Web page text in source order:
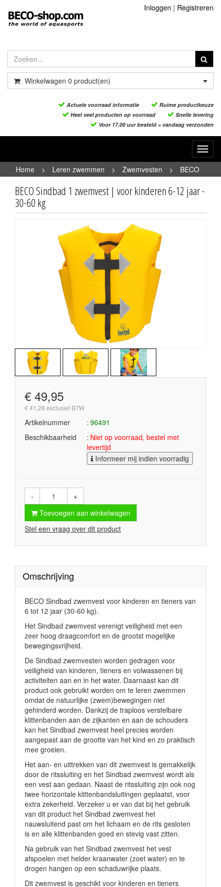
Inloggen | Registreren
Winkelwagen 0 product(en)
Actuele voorraad informatie
Ruime productkeuze
Heel veel producten op voorraad
Snelle levering
Voor 17.00 uur besteld = vandaag verzonden
Home
> Leren zwemmen > Zwemvesten >
BECO
Sindbad 1 zwemvest | voor kinderen 6-12 jaar - 30-60 kg
BECO Sindbad 1 zwemvest | voor kinderen 6-12 jaar -
30-60 kg
€ 49,95
€ 41,28 exclusief BTW
Artikelnummer
96491
Beschikbaarheid
Niet op voorraad, bestel met
levertijd
Informeer mij indien voorradig
-
+
Toevoegen aan winkelwagen
Stel een vraag over dit product
Omschrijving
BECO Sindbad zwemvest voor kinderen en tieners van
6 tot 12 jaar (30-60 kg).
Het Sindbad zwemvest verenigt veiligheid met een
zeer hoog draagcomfort en de grootst mogelijke
bewegingsvrijheid.
De Sindbad zwemvesten worden gedragen voor
veiligheid van kinderen, tieners en volwassenen bij
activiteiten aan en in het water. Daarnaast kan dit
product ook gebruikt worden om te leren zwemmen
omdat de natuurlijke (zwem)bewegingen niet
gehinderd worden. Dankzij de traploos verstelbare
klittenbanden aan de zijkanten en aan de schouders
kan het Sindbad zwemvest heel precies worden
aangepast aan de grootte van het kind en zo praktisch
mee groeien.
Het aan- en uittrekken van dit zwemvest is gemakkelijk
door de ritssluiting en het Sindbad zwemvest wordt als
een vest aan gedaan. Naast de ritssluiting zijn ook nog
twee horizontale klittenbandsluitingen geplaatst, voor
extra zekerheid. Verzeker u er van dat bij het gebruik
van dit product het Sindbad zwemvest het
nauwsluitend past om het lichaam en de rits gesloten
is en alle klittenbanden goed en stevig vast zitten.
Na gebruik van het Sindbad zwemvest het vest
afspoelen met helder kraanwater (zoet water) en te
drogen hangen op een schaduwrijke plaats.
Dit zwemvest is geschikt voor kinderen en tieners